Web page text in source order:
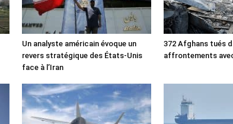
Un analyste américain évoque un
revers stratégique des États-Unis
face à l’Iran
372 Afghans tués
affrontements